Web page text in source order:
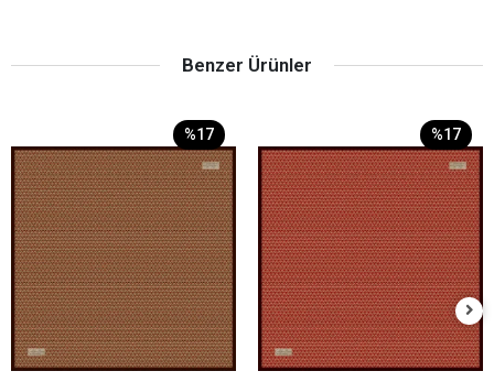
Benzer Ürünler
%17 %17